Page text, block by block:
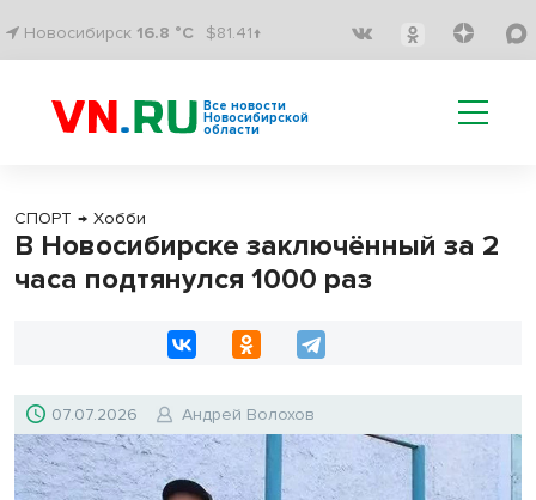
Новосибирск 16.8 °C $81.41↑
Все новости
Новосибирской
области
СПОРТ → Хобби
В Новосибирске заключённый за 2
часа подтянулся 1000 раз
07.07.2026 Андрей Волохов